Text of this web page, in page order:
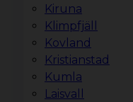
Kiruna
Klimpfjäll
Kovland
Kristianstad
Kumla
Laisvall